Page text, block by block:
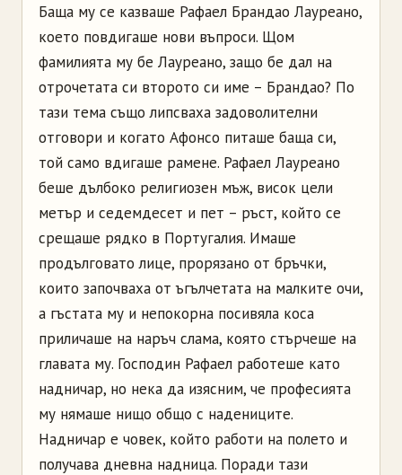
Баща му се казваше Рафаел Брандао Лауреано,
което повдигаше нови въпроси. Щом
фамилията му бе Лауреано, защо бе дал на
отрочетата си второто си име – Брандао? По
тази тема също липсваха задоволителни
отговори и когато Афонсо питаше баща си,
той само вдигаше рамене. Рафаел Лауреано
беше дълбоко религиозен мъж, висок цели
метър и седемдесет и пет – ръст, който се
срещаше рядко в Португалия. Имаше
продълговато лице, прорязано от бръчки,
които започваха от ъгълчетата на малките очи,
а гъстата му и непокорна посивяла коса
приличаше на наръч слама, която стърчеше на
главата му. Господин Рафаел работеше като
надничар, но нека да изясним, че професията
му нямаше нищо общо с надениците.
Надничар е човек, който работи на полето и
получава дневна надница. Поради тази